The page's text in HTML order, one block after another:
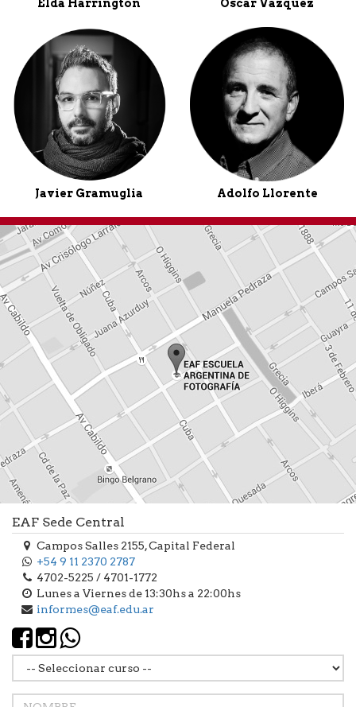
Elda Harrington Oscar Vazquez
Javier Gramuglia Adolfo Llorente
EAF Sede Central
Campos Salles 2155, Capital Federal
+54 9 11 2370 2787
4702-5225 / 4701-1772
Lunes a Viernes de 13:30hs a 22:00hs
informes@eaf.edu.ar